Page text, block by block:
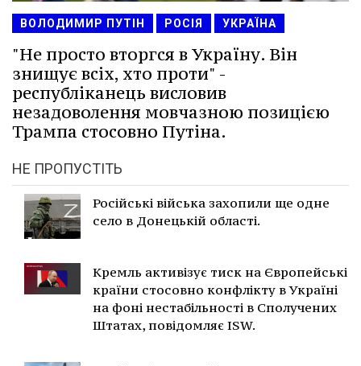
ВОЛОДИМИР ПУТІН РОСІЯ УКРАЇНА
"Не просто вторгся в Україну. Він
знищує всіх, хто проти" -
республіканець висловив
незадоволення мовчазною позицією
Трампа стосовно Путіна.
НЕ ПРОПУСТІТЬ
Російські війська захопили ще одне
село в Донецькій області.
Кремль активізує тиск на Європейські
країни стосовно конфлікту в Україні
на фоні нестабільності в Сполучених
Штатах, повідомляє ISW.